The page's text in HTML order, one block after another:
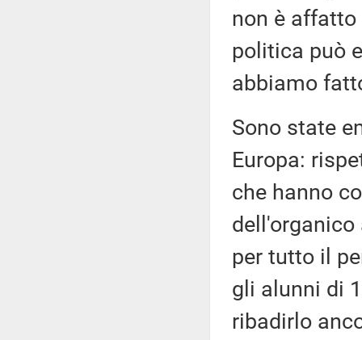
non è
politica può
abbiamo
Sono state
Europa:
che hanno
per tutto il
gli alunni di
ribadirlo